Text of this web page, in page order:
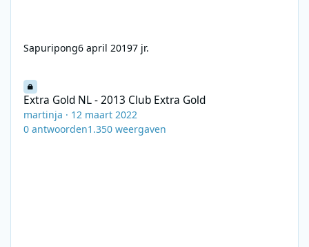
Sapuripong6 april 20197 jr.
Extra Gold NL - 2013 Club Extra Gold
martinja · 12 maart 2022
0 antwoorden1.350 weergaven